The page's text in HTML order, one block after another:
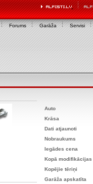
Forums Garāža Servisi
Auto
Krāsa
Dati atjaunoti
Nobraukums
Iegādes cena
Kopā modifikācijas
Kopējie tēriņi
Garāža apskatīta